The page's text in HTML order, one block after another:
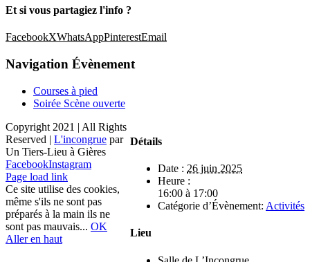
Et si vous partagiez l'info ?
FacebookXWhatsAppPinterestEmail
Navigation Évènement
Courses à pied
Soirée Scène ouverte
Détails
Date : 26 juin 2025
Heure :
16:00 à 17:00
Catégorie d’Évènement: Activités
Lieu
Copyright 2021 | All Rights
Reserved | L'incongrue par
Un Tiers-Lieu à Gières
FacebookInstagram
Page load link
Ce site utilise des cookies,
même s'ils ne sont pas
préparés à la main ils ne
sont pas mauvais... OK
Aller en haut